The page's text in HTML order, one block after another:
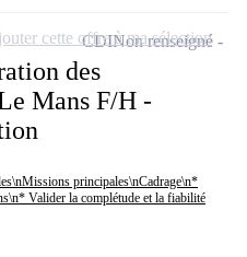
des
Mans F/H -
principales\nCadrage\n*
Valider la complétude et la fiabilité
CDINon renseigné
cette offre à ma sélection